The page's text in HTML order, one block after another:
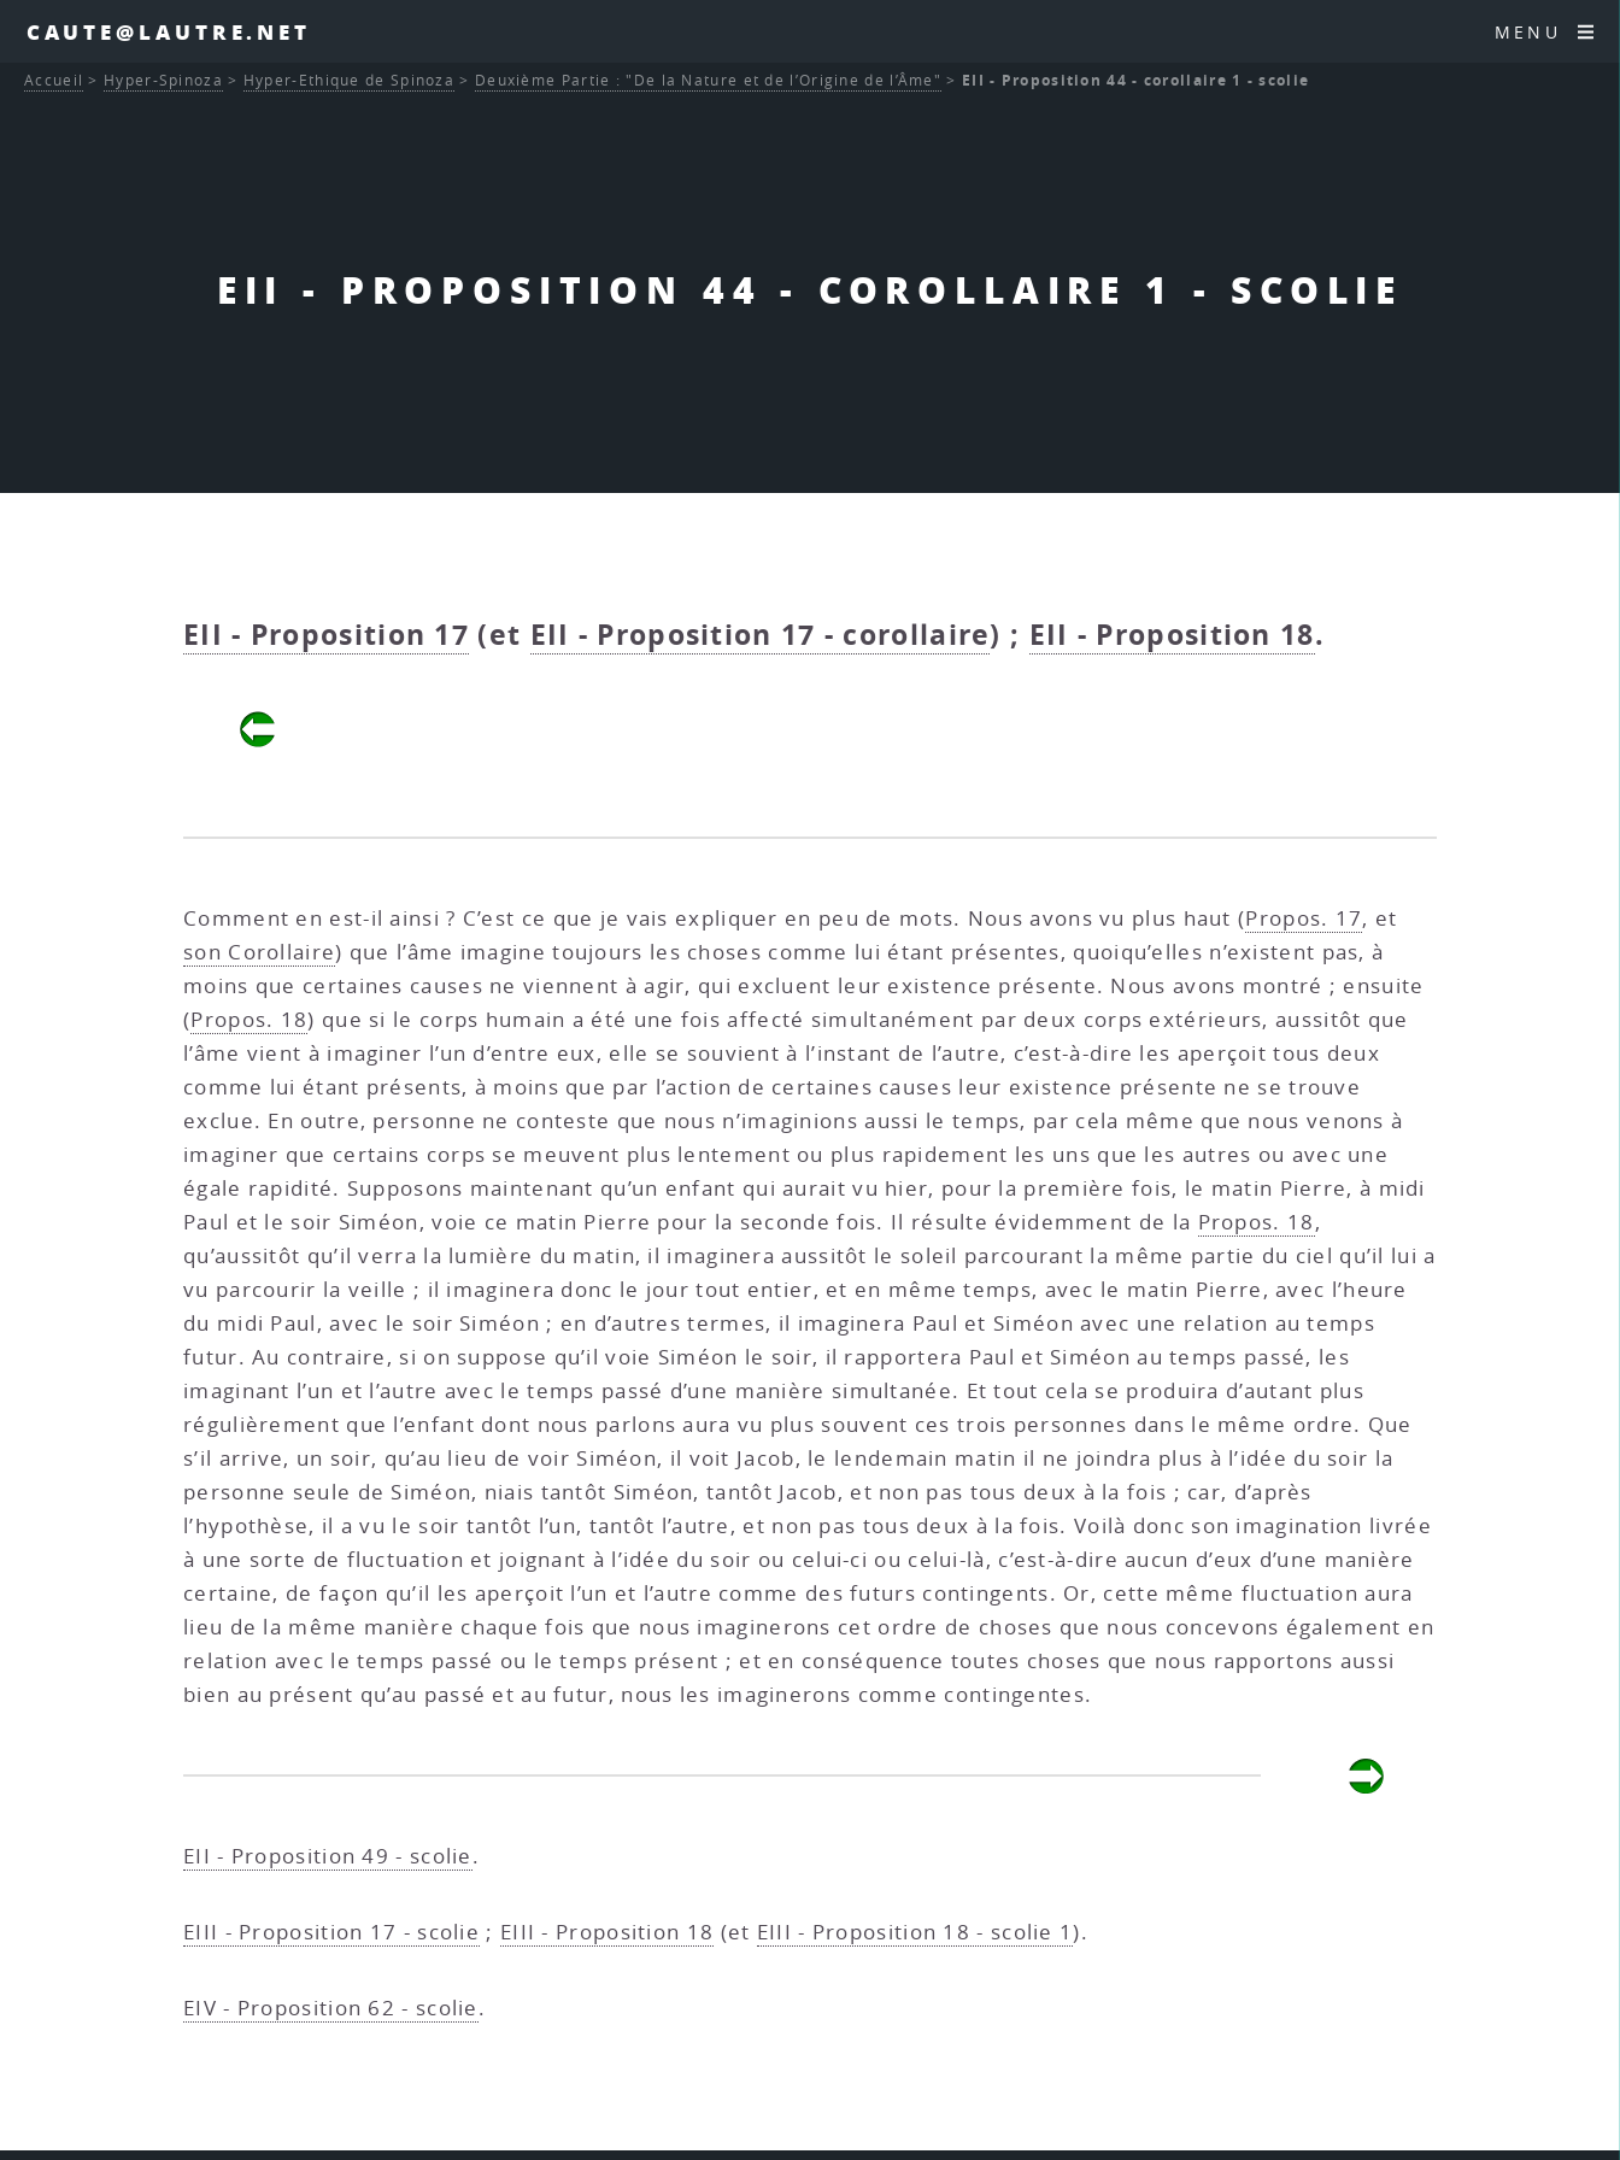
CAUTE@LAUTRE.NET MENU
EII - PROPOSITION 44 - COROLLAIRE 1 - SCOLIE
Accueil > Hyper-Spinoza > Hyper-Ethique de Spinoza > Deuxième Partie : "De la Nature et de l’Origine de l’Âme" > EII - Proposition 44 - corollaire 1 - scolie
EII - Proposition 17 (et EII - Proposition 17 - corollaire) ; EII - Proposition 18.
Comment en est-il ainsi ? C’est ce que je vais expliquer en peu de mots. Nous avons vu plus haut (Propos. 17, et
son Corollaire) que l’âme imagine toujours les choses comme lui étant présentes, quoiqu’elles n’existent pas, à
moins que certaines causes ne viennent à agir, qui excluent leur existence présente. Nous avons montré ; ensuite
(Propos. 18) que si le corps humain a été une fois affecté simultanément par deux corps extérieurs, aussitôt que
l’âme vient à imaginer l’un d’entre eux, elle se souvient à l’instant de l’autre, c’est-à-dire les aperçoit tous deux
comme lui étant présents, à moins que par l’action de certaines causes leur existence présente ne se trouve
exclue. En outre, personne ne conteste que nous n’imaginions aussi le temps, par cela même que nous venons à
imaginer que certains corps se meuvent plus lentement ou plus rapidement les uns que les autres ou avec une
égale rapidité. Supposons maintenant qu’un enfant qui aurait vu hier, pour la première fois, le matin Pierre, à midi
Paul et le soir Siméon, voie ce matin Pierre pour la seconde fois. Il résulte évidemment de la Propos. 18,
qu’aussitôt qu’il verra la lumière du matin, il imaginera aussitôt le soleil parcourant la même partie du ciel qu’il lui a
vu parcourir la veille ; il imaginera donc le jour tout entier, et en même temps, avec le matin Pierre, avec l’heure
du midi Paul, avec le soir Siméon ; en d’autres termes, il imaginera Paul et Siméon avec une relation au temps
futur. Au contraire, si on suppose qu’il voie Siméon le soir, il rapportera Paul et Siméon au temps passé, les
imaginant l’un et l’autre avec le temps passé d’une manière simultanée. Et tout cela se produira d’autant plus
régulièrement que l’enfant dont nous parlons aura vu plus souvent ces trois personnes dans le même ordre. Que
s’il arrive, un soir, qu’au lieu de voir Siméon, il voit Jacob, le lendemain matin il ne joindra plus à l’idée du soir la
personne seule de Siméon, niais tantôt Siméon, tantôt Jacob, et non pas tous deux à la fois ; car, d’après
l’hypothèse, il a vu le soir tantôt l’un, tantôt l’autre, et non pas tous deux à la fois. Voilà donc son imagination livrée
à une sorte de fluctuation et joignant à l’idée du soir ou celui-ci ou celui-là, c’est-à-dire aucun d’eux d’une manière
certaine, de façon qu’il les aperçoit l’un et l’autre comme des futurs contingents. Or, cette même fluctuation aura
lieu de la même manière chaque fois que nous imaginerons cet ordre de choses que nous concevons également en
relation avec le temps passé ou le temps présent ; et en conséquence toutes choses que nous rapportons aussi
bien au présent qu’au passé et au futur, nous les imaginerons comme contingentes.
EII - Proposition 49 - scolie.
EIII - Proposition 17 - scolie ; EIII - Proposition 18 (et EIII - Proposition 18 - scolie 1).
EIV - Proposition 62 - scolie.